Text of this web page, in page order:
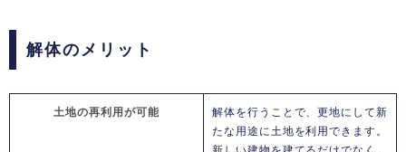
解体のメリット
土地の再利用が可能
解体を行うことで、更地にして新
たな用途に土地を利用できます。